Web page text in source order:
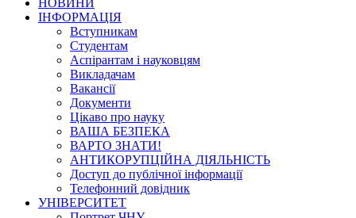
ІНФОРМАЦІЯ
Вступникам
Студентам
Аспірантам і науковцям
Викладачам
Вакансії
Документи
Цікаво про науку
ВАША БЕЗПЕКА
ВАРТО ЗНАТИ!
АНТИКОРУПЦІЙНА ДІЯЛЬНІСТЬ
Доступ до публічної інформації
Телефонний довідник
УНІВЕРСИТЕТ